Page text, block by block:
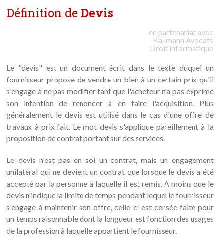
Définition de Devis
en partenariat avec
Baumann Avocats
Droit informatique
Le "devis" est un document écrit dans le texte duquel un
fournisseur propose de vendre un bien à un certain prix qu'il
s'engage à ne pas modifier tant que l'acheteur n'a pas exprimé
son intention de renoncer à en faire l'acquisition. Plus
généralement le devis est utilisé dans le cas d'une offre de
travaux à prix fait. Le mot devis s'applique pareillement à la
proposition de contrat portant sur des services.
Le devis n'est pas en soi un contrat, mais un engagement
unilatéral qui ne devient un contrat que lorsque le devis a été
accepté par la personne à laquelle il est remis. A moins que le
devis n'indique la limite de temps pendant lequel le fournisseur
s'engage à maintenir son offre, celle-ci est censée faite pour
un temps raisonnable dont la longueur est fonction des usages
de la profession à laquelle appartient le fournisseur.